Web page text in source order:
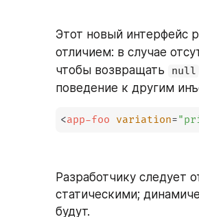
Этот новый интерфейс
отличием: в случае
чтобы возвращать
null
поведение к другим
<app-foo variation="
Разработчику следует
статическими;
будут.